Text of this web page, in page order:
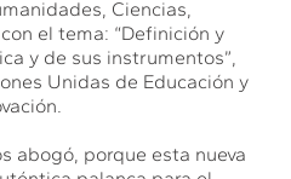
Ciencias,
el tema: “Definición y
y de sus instrumentos”,
Unidas de Educación y
abogó, porque esta nueva